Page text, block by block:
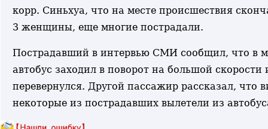
корр. Синьхуа, что на месте происшествия
3 женщины, еще многие пострадали.
Пострадавший в интервью СМИ сообщил, что в
автобус заходил в поворот на большой скорости
перевернулся. Другой пассажир рассказал, что
некоторые из пострадавших вылетели из